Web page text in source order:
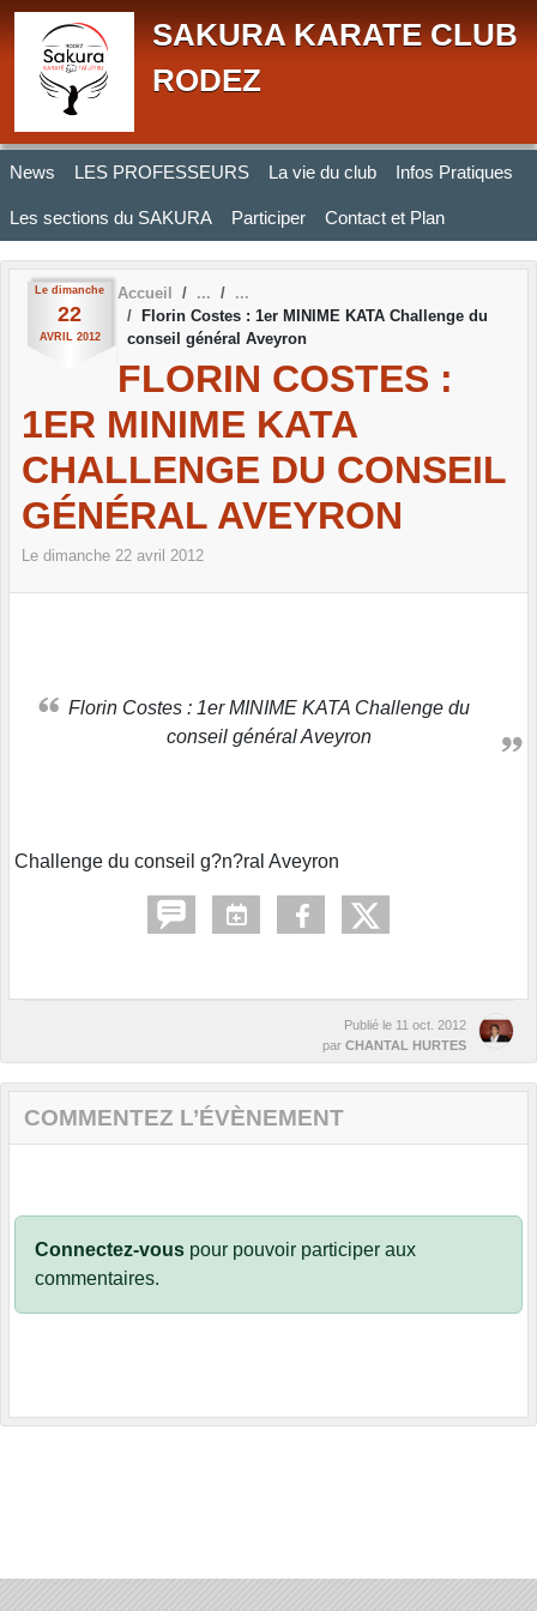
SAKURA KARATE CLUB
RODEZ
News LES PROFESSEURS La vie du club Infos Pratiques
Les sections du SAKURA Participer Contact et Plan
Le dimanche
22
AVRIL 2012
Accueil
Florin Costes : 1er MINIME KATA Challenge du
conseil général Aveyron
FLORIN COSTES :
1ER MINIME KATA
CHALLENGE DU CONSEIL
GÉNÉRAL AVEYRON
Le dimanche 22 avril 2012
Florin Costes : 1er MINIME KATA Challenge du
conseil général Aveyron
Challenge du conseil g?n?ral Aveyron
Publié le 11 oct. 2012
par CHANTAL HURTES
COMMENTEZ L’ÉVÈNEMENT
Connectez-vous pour pouvoir participer aux
commentaires.
Panneau de gestion des cookies